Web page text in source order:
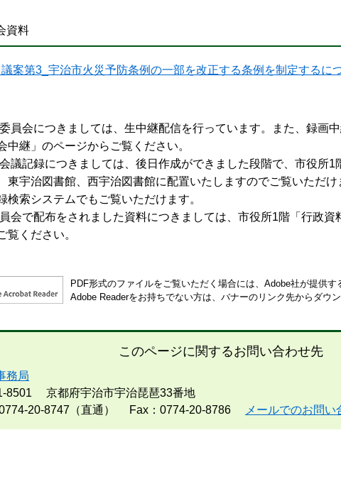
資料
案第3_宇治市火災予防条例の一部を改正する条例を制定するに
員会につきましては、生中継配信を行っています。また、録画
中継」のページからご覧ください。
議記録につきましては、後日作成ができました段階で、市役所1
東宇治図書館、西宇治図書館に配置いたしますのでご覧いただ
検索システムでもご覧いただけます。
会で配布をされました資料につきましては、市役所1階「行政資
覧ください。
PDF形式のファイルをご覧いただく場合には、Adobe社が提供す
Adobe Readerをお持ちでない方は、バナーのリンク先からダウ
このページに関するお問い合わせ先
務局
8501
京都府宇治市宇治琵琶33番地
20-8747（直通）
Fax：0774-20-8786 メールでのお問い